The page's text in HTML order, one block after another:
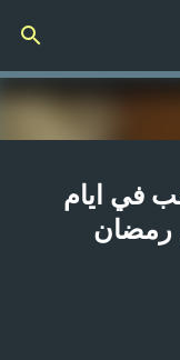
في ايام
رمضان